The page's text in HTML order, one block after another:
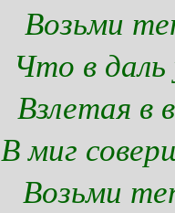
Возьми
Что в
Взлетая в
В миг
Возьми